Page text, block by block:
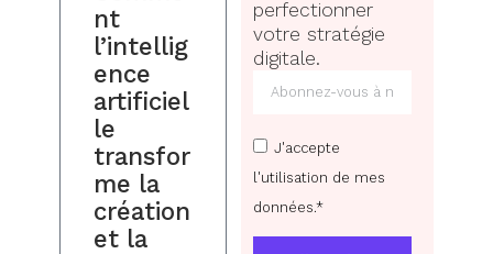
nt
l’intellig
ence
artificiel
le
transfor
me la
création
et la
perfectionner
votre stratégie
digitale.
J'accepte
l'utilisation de mes
données.*